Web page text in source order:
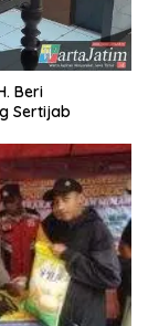
Beri
Sertijab